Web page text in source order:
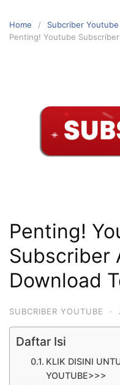
Home
Subcriber Youtube
Penting! Youtube
Penting!
Subscriber
Download
SUBCRIBER YOUTUBE ·
Daftar Isi
KLIK DISINI
YOUTUBE>>>